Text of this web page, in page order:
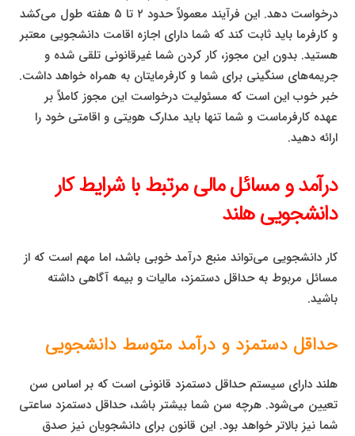
درخواست دهد. این فرآیند معمولاً حدود ۲ تا ۵ هفته طول می‌کشد
و کارفرما باید ثابت کند که شما دارای اجازه اقامت دانشجویی معتبر
هستید. بدون این مجوز، کار کردن شما غیرقانونی تلقی شده و
جریمه‌های سنگینی برای شما و کارفرمایتان به همراه خواهد داشت.
خبر خوب این است که مسئولیت درخواست این مجوز کاملاً بر
عهده کارفرماست و شما تنها باید مدارک هویتی و اقامتی خود را
ارائه دهید.
درآمد و مسائل مالی مرتبط با شرایط کار
دانشجویی هلند
کار دانشجویی می‌تواند منبع درآمد خوبی باشد، اما مهم است که از
مسائل مربوط به حداقل دستمزد، مالیات و بیمه آگاهی داشته
باشید.
حداقل دستمزد و درآمد متوسط دانشجویی
هلند دارای سیستم حداقل دستمزد قانونی است که بر اساس سن
تعیین می‌شود. هرچه سن شما بیشتر باشد، حداقل دستمزد ساعتی
شما نیز بالاتر خواهد بود. این قانون برای دانشجویان نیز صدق